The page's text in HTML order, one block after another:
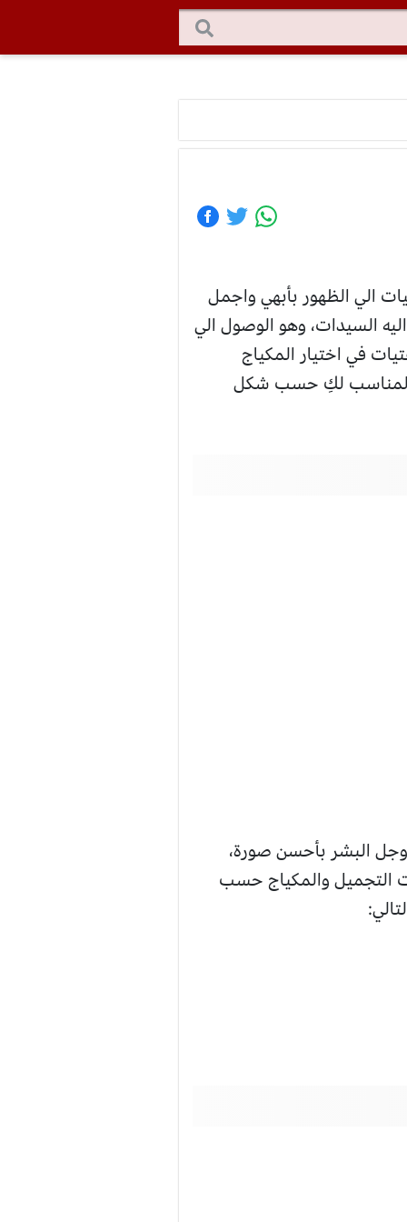
الي الظهور بأبهي واجمل
السيدات، وهو الوصول الي
في اختيار المكياج
لكِ حسب شكل
البشر بأحسن صورة،
التجميل والمكياج حسب